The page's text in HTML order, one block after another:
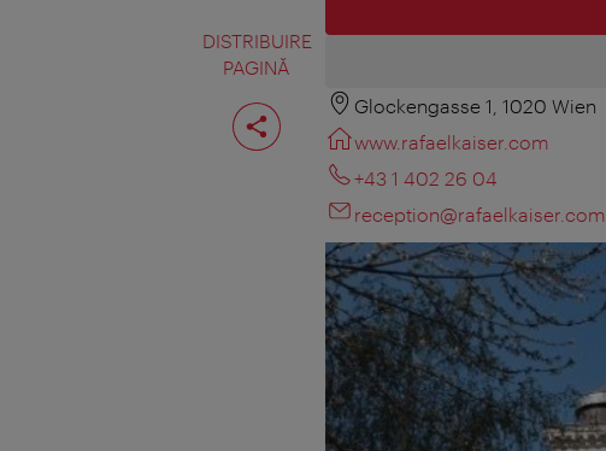
DISTRIBUIRE
PAGINĂ
Distribuiţi
pagina
Glockengasse 1, 1020 Wien
www.rafaelkaiser.com
+43 1 402 26 04
reception@rafaelkaiser.com